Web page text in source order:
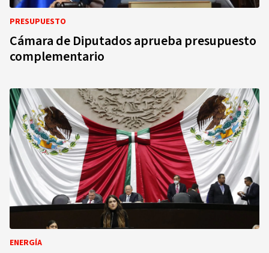
PRESUPUESTO
Cámara de Diputados aprueba presupuesto
complementario
ENERGÍA